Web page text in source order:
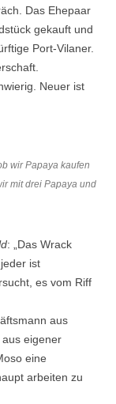
Das Ehepaar
gekauft und
Port-Vilaner.
Neuer ist
wir Papaya kaufen
mit drei Papaya und
: „Das Wrack
ist
es vom Riff
aus
eigener
eine
arbeiten zu